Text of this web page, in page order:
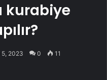
kurabiye
5, 2023 0 11